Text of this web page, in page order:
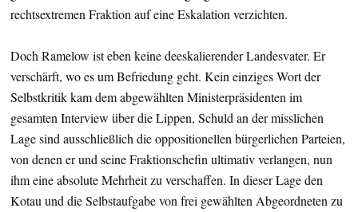
rechtsextremen Fraktion auf eine Eskalation verzichten.
Doch Ramelow ist eben keine deeskalierender Landesvater. Er
verschärft, wo es um Befriedung geht. Kein einziges Wort der
Selbstkritik kam dem abgewählten Ministerpräsidenten im
gesamten Interview über die Lippen, Schuld an der misslichen
Lage sind ausschließlich die oppositionellen bürgerlichen Parteien,
von denen er und seine Fraktionschefin ultimativ verlangen, nun
ihm eine absolute Mehrheit zu verschaffen. In dieser Lage den
Kotau und die Selbstaufgabe von frei gewählten Abgeordneten zu